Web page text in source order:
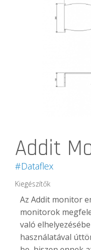
Addit
#Dataflex
Kiegészítők
Az Addit monitor
monitorok
való
használatával